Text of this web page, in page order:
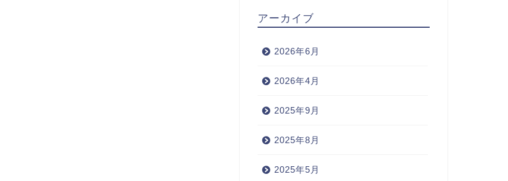
アーカイブ
2026年6月
2026年4月
2025年9月
2025年8月
2025年5月